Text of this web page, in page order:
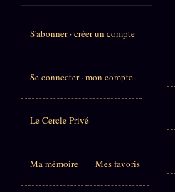
S'abonner · créer un compte
Se connecter · mon compte
Le Cercle Privé
Ma mémoire Mes favoris